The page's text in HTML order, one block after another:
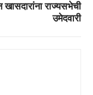
खासदारांना राज्यसभेची
उमेदवारी